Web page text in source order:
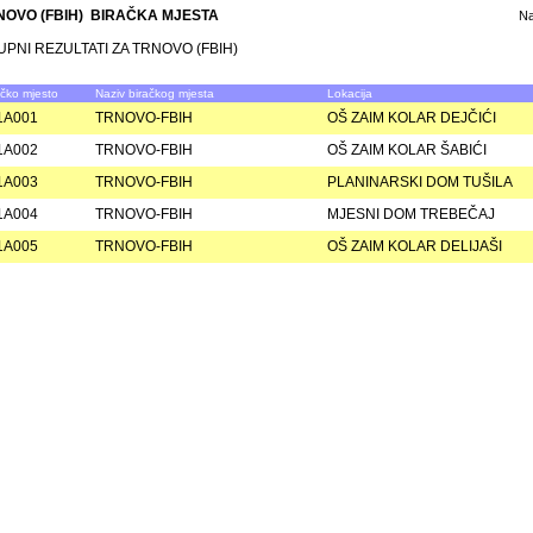
(FBIH) BIRAČKA MJESTA
REZULTATI ZA TRNOVO (FBIH)
mjesto Naziv biračkog mjesta Lokacija
TRNOVO-FBIH
OŠ ZAIM KOLAR DEJČIĆI
TRNOVO-FBIH
OŠ ZAIM KOLAR ŠABIĆI
TRNOVO-FBIH
PLANINARSKI DOM TUŠILA
TRNOVO-FBIH
MJESNI DOM TREBEČAJ
TRNOVO-FBIH OŠ ZAIM KOLAR DELIJAŠI